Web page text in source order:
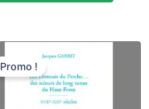
Promo !
prix
initial
était :
30,00€.
prix
actuel
est :
28,49€.